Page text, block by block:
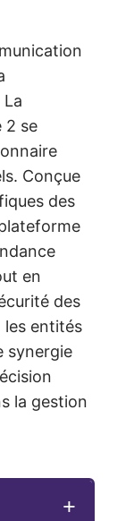
2 se
Conçue
des
en
des
les entités
synergie
la gestion